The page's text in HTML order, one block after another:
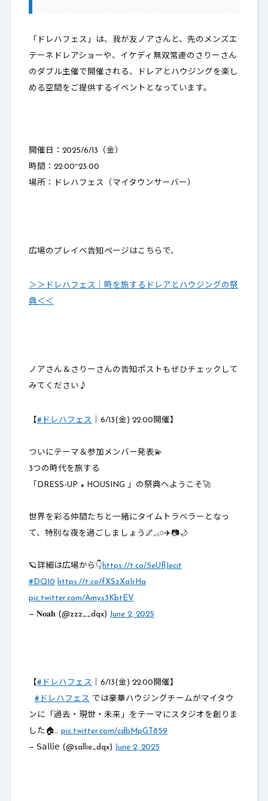
4. 参考までにお写真を
5. 最後に
「ドレハフェス」は、我が友ノアさんと、先のメンズエ
テーネドレアショーや、イケディ無双常連のさりーさん
のダブル主催で開催される、ドレアとハウジングを楽し
める空間をご提供するイベントとなっています。
開催日：2025/6/13（金）
時間：22:00~23:00
場所：ドレハフェス（マイタウンサーバー）
広場のプレイベ告知ページはこちらで、
＞＞ドレハフェス｜時を旅するドレアとハウジングの祭
典＜＜
ノアさん＆さりーさんの告知ポストもぜひチェックして
みてください♪
【#ドレハフェス ｜6/13(金) 22:00開催】
ついにテーマ＆参加メンバー発表💫
3つの時代を旅する
「DRESS-UP × HOUSING 」の祭典へようこそ🚀
世界を彩る仲間たちと一緒にタイムトラベラーとなっ
て、特別な夜を過ごしましょう🌌𓈒𓂂𓏸✈️📷🌙
🪐詳細は広場から👇 https://t.co/5eUflJecit
#DQ10 https://t.co/fXSzXaIrHa
pic.twitter.com/Amys3KbtEV
— 𝐍𝐨𝐚𝐡 (@zzz__dqx) June 2, 2025
【#ドレハフェス ｜6/13(金) 22:00開催】
#ドレハフェス では豪華ハウジングチームがマイタウ
ンに「過去・現世・未来」をテーマにスタジオを創りま
した🏠… pic.twitter.com/cdbMpGT859
— 𝖲𝖺𝗅𝗅𝗂𝖾 (@sallie_dqx) June 2, 2025